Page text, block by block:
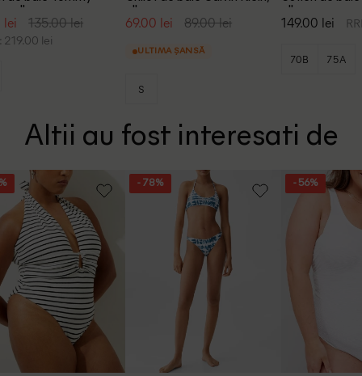
alb
lei 135.00 lei
219.00 lei
alb
69.00 lei 89.00 lei
ULTIMA ȘANSĂ
S
alb
149.00 lei
70B 75A
Altii au fost interesati de
- 78% - 56%